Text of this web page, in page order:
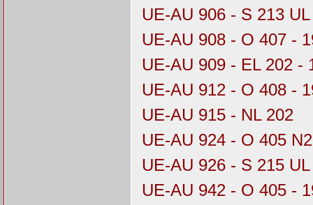
UE-AU 906 - S 213 UL
UE-AU 908 - O 407 -
UE-AU 909 - EL 202 -
UE-AU 912 - O 408 -
UE-AU 915 - NL 202
UE-AU 924 - O 405
UE-AU 926 - S 215 UL
UE-AU 942 - O 405 -